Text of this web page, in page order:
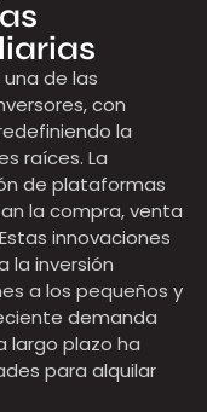
de las
con
la
raíces. La
de plataformas
la compra, venta
innovaciones
la inversión
a los pequeños y
demanda
largo plazo ha
para alquilar